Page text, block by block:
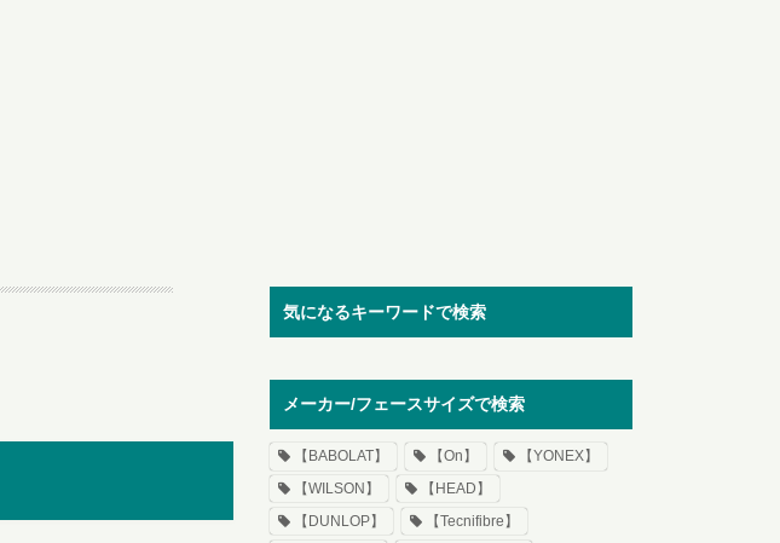
気になるキーワードで検索
メーカー/フェースサイズで検索
【BABOLAT】 【On】
【YONEX】
【WILSON】
【HEAD】
【DUNLOP】
【Tecnifibre】